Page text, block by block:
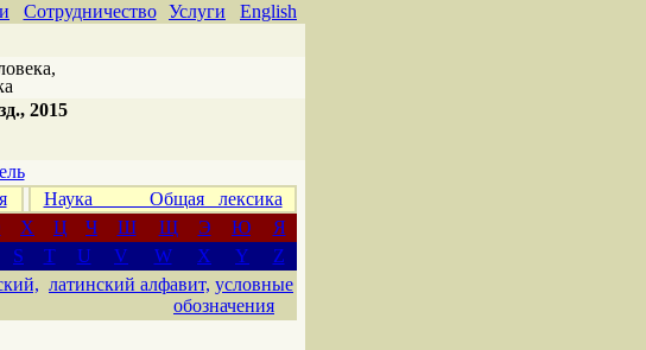
Сотрудничество Услуги
English
2015
Наука Общая лексика
Х Ц Ч Ш Щ Э Ю
Я
S T U V W X Y
Z
латинский алфавит, условные
обозначения